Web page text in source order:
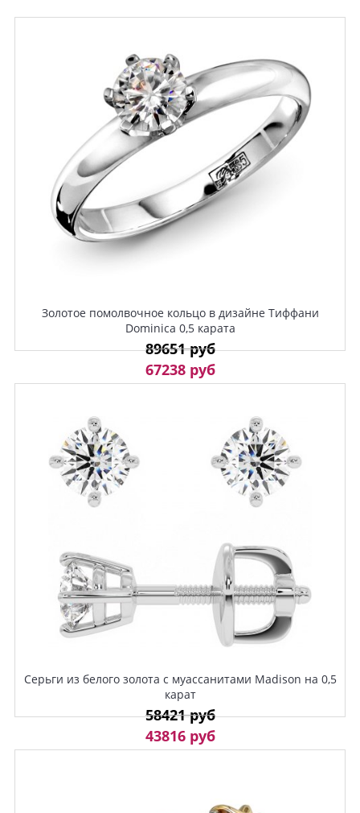
Золотое помолвочное кольцо в дизайне Тиффани
Dominica 0,5 карата
89651 руб
67238 руб
Серьги из белого золота с муассанитами Madison на 0,5
карат
58421 руб
43816 руб